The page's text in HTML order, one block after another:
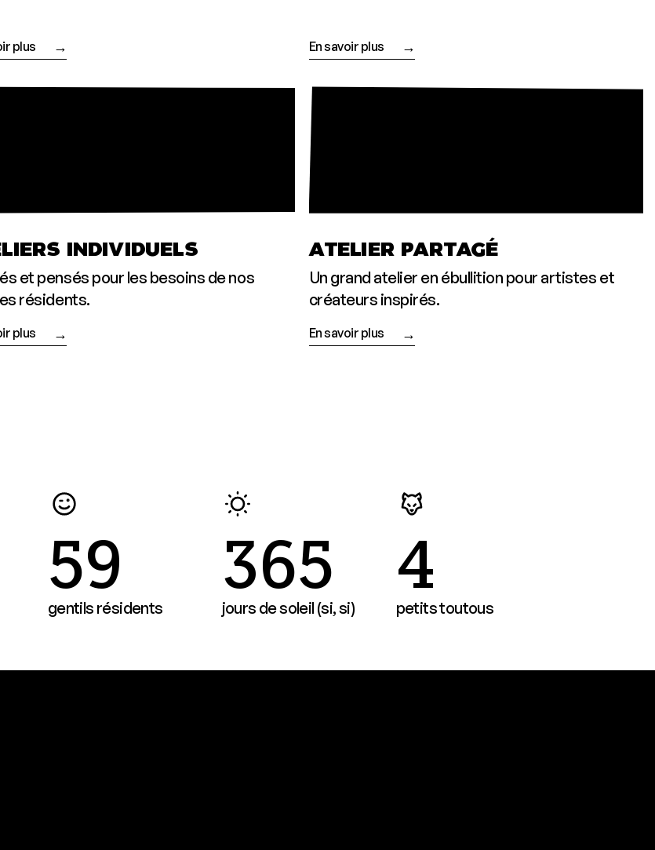
plus En savoir plus
INDIVIDUELS
et pen­sés pour les besoins de nos
résidents.
plus
ATELIER PARTAGÉ
Un grand ate­lier en ébul­li­tion pour artistes et
créa­teurs inspirés.
En savoir plus
59
gentils résidents
365
jours de soleil (si, si)
4
petits toutous